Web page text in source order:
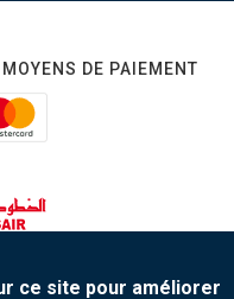
MOYENS DE PAIEMENT :
ce site pour améliorer